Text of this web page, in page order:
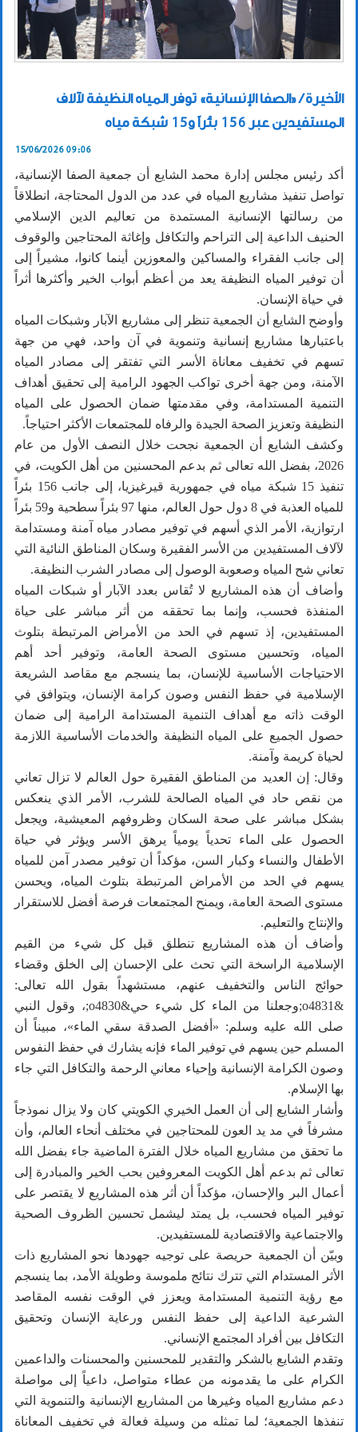
الأخيرة / «الصفا الإنسانية» توفر المياه النظيفة لآلاف
المستفيدين عبر 156 بئراً و15 شبكة مياه
15/06/2026 09:06
أكد رئيس مجلس إدارة محمد الشايع أن جمعية الصفا الإنسانية،
تواصل تنفيذ مشاريع المياه في عدد من الدول المحتاجة، انطلاقاً
من رسالتها الإنسانية المستمدة من تعاليم الدين الإسلامي
الحنيف الداعية إلى التراحم والتكافل وإغاثة المحتاجين والوقوف
إلى جانب الفقراء والمساكين والمعوزين أينما كانوا، مشيراً إلى
أن توفير المياه النظيفة يعد من أعظم أبواب الخير وأكثرها أثراً
في حياة الإنسان.
وأوضح الشايع أن الجمعية تنظر إلى مشاريع الآبار وشبكات المياه
باعتبارها مشاريع إنسانية وتنموية في آن واحد، فهي من جهة
تسهم في تخفيف معاناة الأسر التي تفتقر إلى مصادر المياه
الآمنة، ومن جهة أخرى تواكب الجهود الرامية إلى تحقيق أهداف
التنمية المستدامة، وفي مقدمتها ضمان الحصول على المياه
النظيفة وتعزيز الصحة الجيدة والرفاه للمجتمعات الأكثر احتياجاً.
وكشف الشايع أن الجمعية نجحت خلال النصف الأول من عام
2026، بفضل الله تعالى ثم بدعم المحسنين من أهل الكويت، في
تنفيذ 15 شبكة مياه في جمهورية قيرغيزيا، إلى جانب 156 بئراً
للمياه العذبة في 8 دول حول العالم، منها 97 بئراً سطحية و59 بئراً
ارتوازية، الأمر الذي أسهم في توفير مصادر مياه آمنة ومستدامة
لآلاف المستفيدين من الأسر الفقيرة وسكان المناطق النائية التي
تعاني شح المياه وصعوبة الوصول إلى مصادر الشرب النظيفة.
وأضاف أن هذه المشاريع لا تُقاس بعدد الآبار أو شبكات المياه
المنفذة فحسب، وإنما بما تحققه من أثر مباشر على حياة
المستفيدين، إذ تسهم في الحد من الأمراض المرتبطة بتلوث
المياه، وتحسين مستوى الصحة العامة، وتوفير أحد أهم
الاحتياجات الأساسية للإنسان، بما ينسجم مع مقاصد الشريعة
الإسلامية في حفظ النفس وصون كرامة الإنسان، ويتوافق في
الوقت ذاته مع أهداف التنمية المستدامة الرامية إلى ضمان
حصول الجميع على المياه النظيفة والخدمات الأساسية اللازمة
لحياة كريمة وآمنة.
وقال: إن العديد من المناطق الفقيرة حول العالم لا تزال تعاني
من نقص حاد في المياه الصالحة للشرب، الأمر الذي ينعكس
بشكل مباشر على صحة السكان وظروفهم المعيشية، ويجعل
الحصول على الماء تحدياً يومياً يرهق الأسر ويؤثر في حياة
الأطفال والنساء وكبار السن، مؤكداً أن توفير مصدر آمن للمياه
يسهم في الحد من الأمراض المرتبطة بتلوث المياه، ويحسن
مستوى الصحة العامة، ويمنح المجتمعات فرصة أفضل للاستقرار
والإنتاج والتعليم.
وأضاف أن هذه المشاريع تنطلق قبل كل شيء من القيم
الإسلامية الراسخة التي تحث على الإحسان إلى الخلق وقضاء
حوائج الناس والتخفيف عنهم، مستشهداً بقول الله تعالى:
&o4831;وجعلنا من الماء كل شيء حي&o4830;، وقول النبي
صلى الله عليه وسلم: «أفضل الصدقة سقي الماء»، مبيناً أن
المسلم حين يسهم في توفير الماء فإنه يشارك في حفظ النفوس
وصون الكرامة الإنسانية وإحياء معاني الرحمة والتكافل التي جاء
بها الإسلام.
وأشار الشايع إلى أن العمل الخيري الكويتي كان ولا يزال نموذجاً
مشرفاً في مد يد العون للمحتاجين في مختلف أنحاء العالم، وأن
ما تحقق من مشاريع المياه خلال الفترة الماضية جاء بفضل الله
تعالى ثم بدعم أهل الكويت المعروفين بحب الخير والمبادرة إلى
أعمال البر والإحسان، مؤكداً أن أثر هذه المشاريع لا يقتصر على
توفير المياه فحسب، بل يمتد ليشمل تحسين الظروف الصحية
والاجتماعية والاقتصادية للمستفيدين.
وبيّن أن الجمعية حريصة على توجيه جهودها نحو المشاريع ذات
الأثر المستدام التي تترك نتائج ملموسة وطويلة الأمد، بما ينسجم
مع رؤية التنمية المستدامة ويعزز في الوقت نفسه المقاصد
الشرعية الداعية إلى حفظ النفس ورعاية الإنسان وتحقيق
التكافل بين أفراد المجتمع الإنساني.
وتقدم الشايع بالشكر والتقدير للمحسنين والمحسنات والداعمين
الكرام على ما يقدمونه من عطاء متواصل، داعياً إلى مواصلة
دعم مشاريع المياه وغيرها من المشاريع الإنسانية والتنموية التي
تنفذها الجمعية؛ لما تمثله من وسيلة فعالة في تخفيف المعاناة